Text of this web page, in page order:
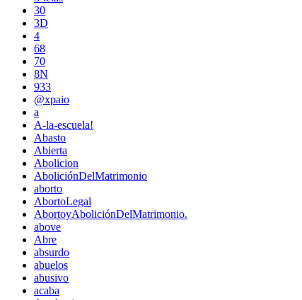
30
3D
4
68
70
8N
933
@xpaio
a
A-la-escuela!
Abasto
Abierta
Abolicion
AboliciónDelMatrimonio
aborto
AbortoLegal
AbortoyAboliciónDelMatrimonio.
above
Abre
absurdo
abuelos
abusivo
acaba